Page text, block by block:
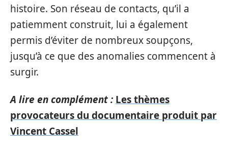
histoire. Son réseau de contacts, qu’il a
patiemment construit, lui a également
permis d’éviter de nombreux soupçons,
jusqu’à ce que des anomalies commencent à
surgir.
A lire en complément : Les thèmes
provocateurs du documentaire produit par
Vincent Cassel